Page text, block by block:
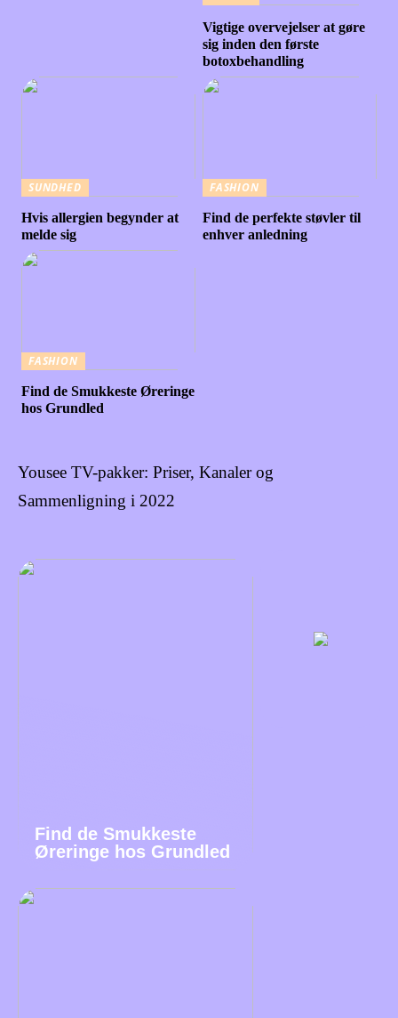
Vigtige overvejelser at gøre
sig inden den første
botoxbehandling
SUNDHED
Hvis allergien begynder at
melde sig
FASHION
Find de perfekte støvler til
enhver anledning
FASHION
Find de Smukkeste Øreringe
hos Grundled
Yousee TV-pakker: Priser, Kanaler og
Sammenligning i 2022
Find de Smukkeste
Øreringe hos Grundled